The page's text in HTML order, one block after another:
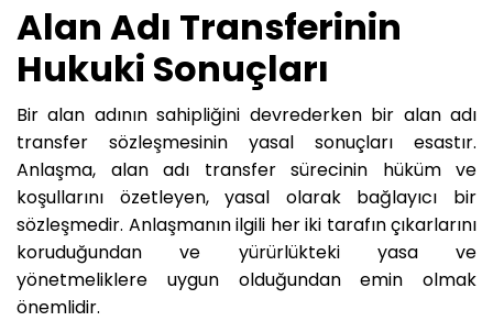
Alan Adı Transferinin
Hukuki Sonuçları
Bir alan adının sahipliğini devrederken bir alan adı
transfer sözleşmesinin yasal sonuçları esastır.
Anlaşma, alan adı transfer sürecinin hüküm ve
koşullarını özetleyen, yasal olarak bağlayıcı bir
sözleşmedir. Anlaşmanın ilgili her iki tarafın çıkarlarını
koruduğundan ve yürürlükteki yasa ve
yönetmeliklere uygun olduğundan emin olmak
önemlidir.